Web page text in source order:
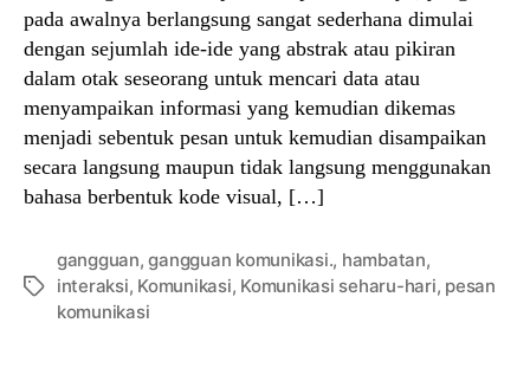
pada awalnya berlangsung sangat sederhana dimulai
dengan sejumlah ide-ide yang abstrak atau pikiran
dalam otak seseorang untuk mencari data atau
menyampaikan informasi yang kemudian dikemas
menjadi sebentuk pesan untuk kemudian disampaikan
secara langsung maupun tidak langsung menggunakan
bahasa berbentuk kode visual, […]
Tags
gangguan,gangguan komunikasi., hambatan,
interaksi, Komunikasi, Komunikasi seharu-hari, pesan
komunikasi